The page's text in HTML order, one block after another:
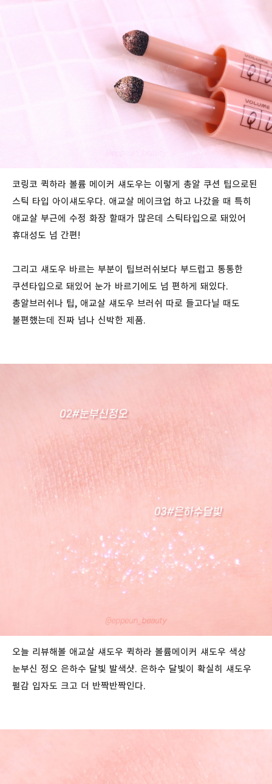
코링코 퀵하라 볼륨 메이커 섀도우는 이렇게 총알 쿠션 팁으로된
스틱 타입 아이섀도우다. 애교살 메이크업 하고 나갔을 때 특히
애교살 부근에 수정 화장 할때가 많은데 스틱타입으로 돼있어
휴대성도 넘 간편!
그리고 섀도우 바르는 부분이 팁브러쉬보다 부드럽고 통통한
쿠션타입으로 돼있어 눈가 바르기에도 넘 편하게 돼있다.
총알브러쉬나 팁, 애교살 섀도우 브러쉬 따로 들고다닐 때도
불편했는데 진짜 넘나 신박한 제품.
오늘 리뷰해볼 애교살 섀도우 퀵하라 볼륨메이커 섀도우 색상
눈부신 정오 은하수 달빛 발색샷. 은하수 달빛이 확실히 섀도우
펄감 입자도 크고 더 반짝반짝인다.